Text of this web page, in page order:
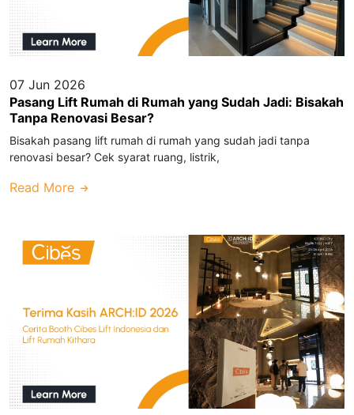
07 Jun 2026
Pasang Lift Rumah di Rumah yang Sudah Jadi: Bisakah
Tanpa Renovasi Besar?
Bisakah pasang lift rumah di rumah yang sudah jadi tanpa
renovasi besar? Cek syarat ruang, listrik,
Read More